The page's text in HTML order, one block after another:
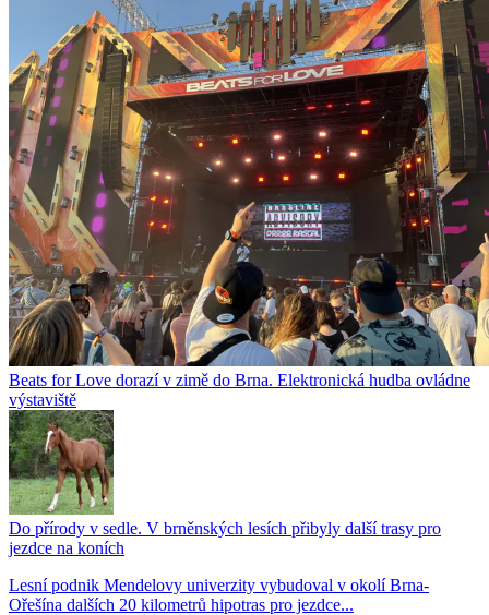
Beats for Love dorazí v zimě do Brna. Elektronická hudba ovládne
výstaviště
Do přírody v sedle. V brněnských lesích přibyly další trasy pro
jezdce na koních
Lesní podnik Mendelovy univerzity vybudoval v okolí Brna-
Ořešína dalších 20 kilometrů hipotras pro jezdce...